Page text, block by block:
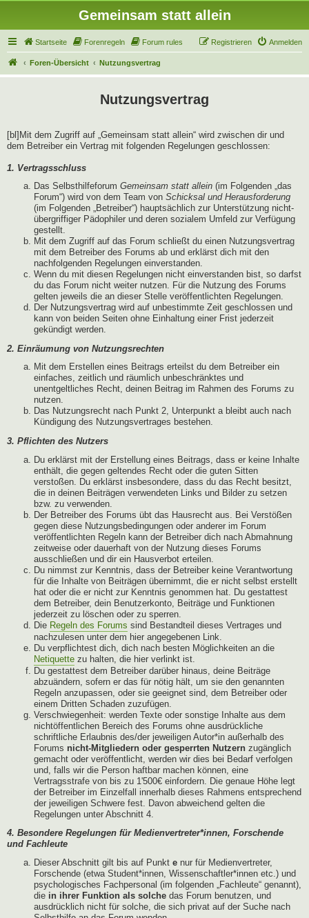
Gemeinsam statt allein
Startseite Forenregeln Forum rules Anmelden
Registrieren
Foren-Übersicht Nutzungsvertrag
Nutzungsvertrag
[bl]Mit dem Zugriff auf „Gemeinsam statt allein“ wird zwischen dir und
dem Betreiber ein Vertrag mit folgenden Regelungen geschlossen:
1. Vertragsschluss
Das Selbsthilfeforum Gemeinsam statt allein (im Folgenden „das
Forum“) wird von dem Team von Schicksal und Herausforderung
(im Folgenden „Betreiber“) hauptsächlich zur Unterstützung nicht-
übergriffiger Pädophiler und deren sozialem Umfeld zur Verfügung
gestellt.
Mit dem Zugriff auf das Forum schließt du einen Nutzungsvertrag
mit dem Betreiber des Forums ab und erklärst dich mit den
nachfolgenden Regelungen einverstanden.
Wenn du mit diesen Regelungen nicht einverstanden bist, so darfst
du das Forum nicht weiter nutzen. Für die Nutzung des Forums
gelten jeweils die an dieser Stelle veröffentlichten Regelungen.
Der Nutzungsvertrag wird auf unbestimmte Zeit geschlossen und
kann von beiden Seiten ohne Einhaltung einer Frist jederzeit
gekündigt werden.
2. Einräumung von Nutzungsrechten
Mit dem Erstellen eines Beitrags erteilst du dem Betreiber ein
einfaches, zeitlich und räumlich unbeschränktes und
unentgeltliches Recht, deinen Beitrag im Rahmen des Forums zu
nutzen.
Das Nutzungsrecht nach Punkt 2, Unterpunkt a bleibt auch nach
Kündigung des Nutzungsvertrages bestehen.
3. Pflichten des Nutzers
Du erklärst mit der Erstellung eines Beitrags, dass er keine Inhalte
enthält, die gegen geltendes Recht oder die guten Sitten
verstoßen. Du erklärst insbesondere, dass du das Recht besitzt,
die in deinen Beiträgen verwendeten Links und Bilder zu setzen
bzw. zu verwenden.
Der Betreiber des Forums übt das Hausrecht aus. Bei Verstößen
gegen diese Nutzungsbedingungen oder anderer im Forum
veröffentlichten Regeln kann der Betreiber dich nach Abmahnung
zeitweise oder dauerhaft von der Nutzung dieses Forums
ausschließen und dir ein Hausverbot erteilen.
Du nimmst zur Kenntnis, dass der Betreiber keine Verantwortung
für die Inhalte von Beiträgen übernimmt, die er nicht selbst erstellt
hat oder die er nicht zur Kenntnis genommen hat. Du gestattest
dem Betreiber, dein Benutzerkonto, Beiträge und Funktionen
jederzeit zu löschen oder zu sperren.
Die Regeln des Forums sind Bestandteil dieses Vertrages und
nachzulesen unter dem hier angegebenen Link.
Du verpflichtest dich, dich nach besten Möglichkeiten an die
Netiquette zu halten, die hier verlinkt ist.
Du gestattest dem Betreiber darüber hinaus, deine Beiträge
abzuändern, sofern er das für nötig hält, um sie den genannten
Regeln anzupassen, oder sie geeignet sind, dem Betreiber oder
einem Dritten Schaden zuzufügen.
Verschwiegenheit: werden Texte oder sonstige Inhalte aus dem
nichtöffentlichen Bereich des Forums ohne ausdrückliche
schriftliche Erlaubnis des/der jeweiligen Autor*in außerhalb des
Forums nicht-Mitgliedern oder gesperrten Nutzern zugänglich
gemacht oder veröffentlicht, werden wir dies bei Bedarf verfolgen
und, falls wir die Person haftbar machen können, eine
Vertragsstrafe von bis zu 1'500€ einfordern. Die genaue Höhe legt
der Betreiber im Einzelfall innerhalb dieses Rahmens entsprechend
der jeweiligen Schwere fest. Davon abweichend gelten die
Regelungen unter Abschnitt 4.
4. Besondere Regelungen für Medienvertreter*innen, Forschende
und Fachleute
Dieser Abschnitt gilt bis auf Punkt e nur für Medienvertreter,
Forschende (etwa Student*innen, Wissenschaftler*innen etc.) und
psychologisches Fachpersonal (im folgenden „Fachleute“ genannt),
die in ihrer Funktion als solche das Forum benutzen, und
ausdrücklich nicht für solche, die sich privat auf der Suche nach